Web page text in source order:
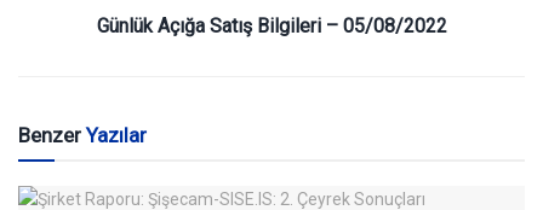
Günlük Açığa Satış Bilgileri – 05/08/2022
BenzerYazılar